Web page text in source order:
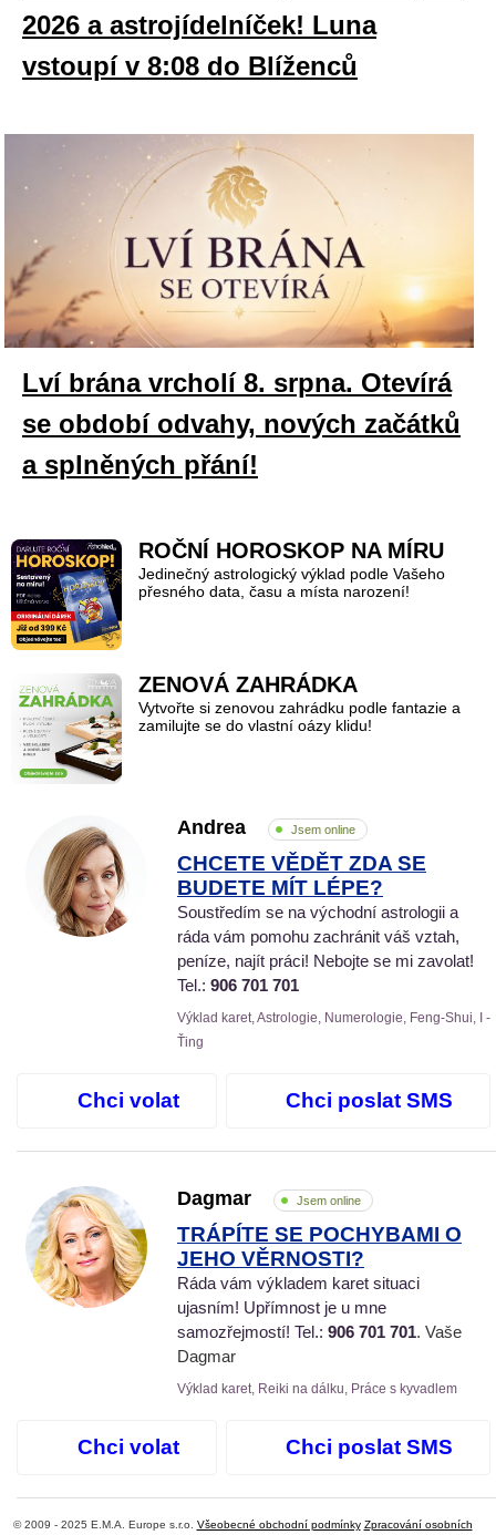
2026 a astrojídelníček! Luna
vstoupí v 8:08 do Blíženců
Lví brána vrcholí 8. srpna. Otevírá
se období odvahy, nových začátků
a splněných přání!
ROČNÍ HOROSKOP NA MÍRU
Jedinečný astrologický výklad podle Vašeho
přesného data, času a místa narození!
ZENOVÁ ZAHRÁDKA
Vytvořte si zenovou zahrádku podle fantazie a
zamilujte se do vlastní oázy klidu!
Andrea Jsem online
CHCETE VĚDĚT ZDA SE
BUDETE MÍT LÉPE?
Soustředím se na východní astrologii a
ráda vám pomohu zachránit váš vztah,
peníze, najít práci! Nebojte se mi zavolat!
Tel.: 906 701 701
Výklad karet, Astrologie, Numerologie, Feng-Shui, I -
Ťing
Chci volat Chci poslat SMS
Dagmar Jsem online
TRÁPÍTE SE POCHYBAMI O
JEHO VĚRNOSTI?
Ráda vám výkladem karet situaci
ujasním! Upřímnost je u mne
samozřejmostí! Tel.: 906 701 701. Vaše
Dagmar
Výklad karet, Reiki na dálku, Práce s kyvadlem
Chci volat Chci poslat SMS
© 2009 - 2025 E.M.A. Europe s.r.o. Všeobecné obchodní podmínky Zpracování osobních